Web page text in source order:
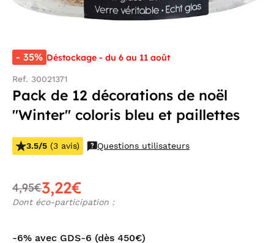
- 35% Déstockage - du 6 au 11 août
Ref. 30021371
Pack de 12 décorations de noël
"Winter" coloris bleu et paillettes
3.5/5 (3 avis) Questions utilisateurs
4,95€3,22€
Dont éco-participation :
-6% avec GDS-6 (dès 450€)